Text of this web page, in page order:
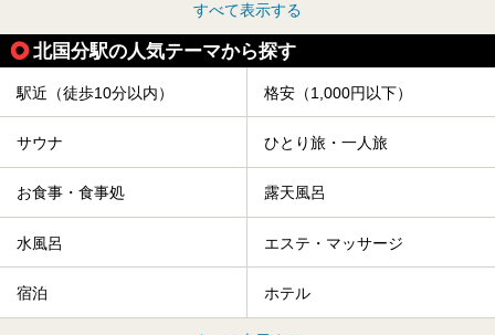
すべて表示する
北国分駅の人気テーマから探す
駅近（徒歩10分以内） 格安（1,000円以下）
サウナ ひとり旅・一人旅
お食事・食事処 露天風呂
水風呂 エステ・マッサージ
宿泊 ホテル